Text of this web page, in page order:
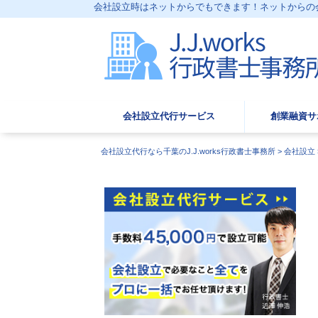
会社設立時はネットからでもできます！ネットから
会社設立代行サービス 創業融資
会社設立代行なら千葉のJ.J.works行政書士事務所 > 会社設立